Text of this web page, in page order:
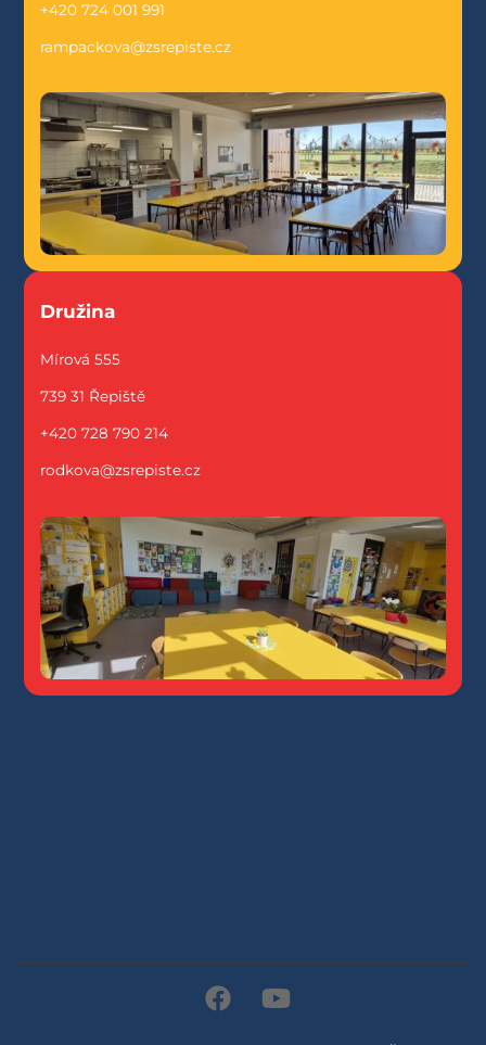
+420 724 001 991
rampackova@zsrepiste.cz
Družina
Mírová 555
739 31 Řepiště
+420 728 790 214
rodkova@zsrepiste.cz